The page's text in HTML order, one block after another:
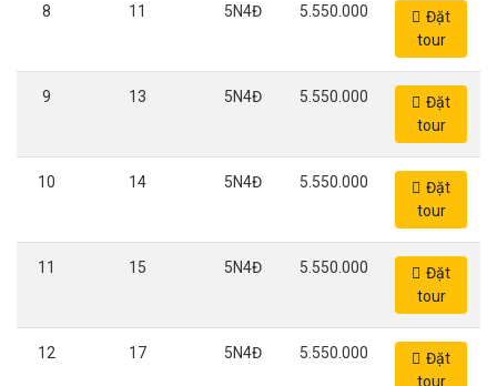
8 11 5N4Đ 5.550.000
Đặt
tour
9 13 5N4Đ 5.550.000
Đặt
tour
10 14 5N4Đ 5.550.000
Đặt
tour
11 15 5N4Đ 5.550.000
Đặt
tour
12 17 5N4Đ 5.550.000
Đặt
tour